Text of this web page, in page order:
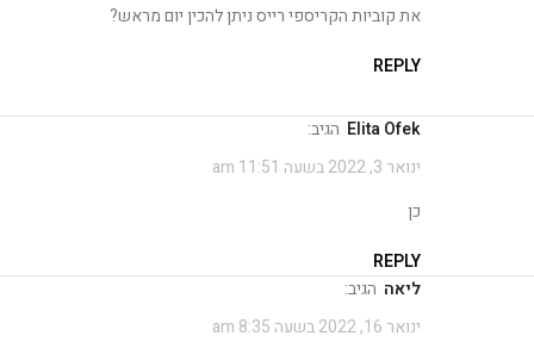
את קוביות הקריספי רייס ניתן להכין יום מראש?
REPLY
Elita Ofek
הגיב:
ינואר 3, 2022 בשעה 11:51 am
כן
REPLY
ליאה הגיב:
ינואר 16, 2022 בשעה 8:35 am